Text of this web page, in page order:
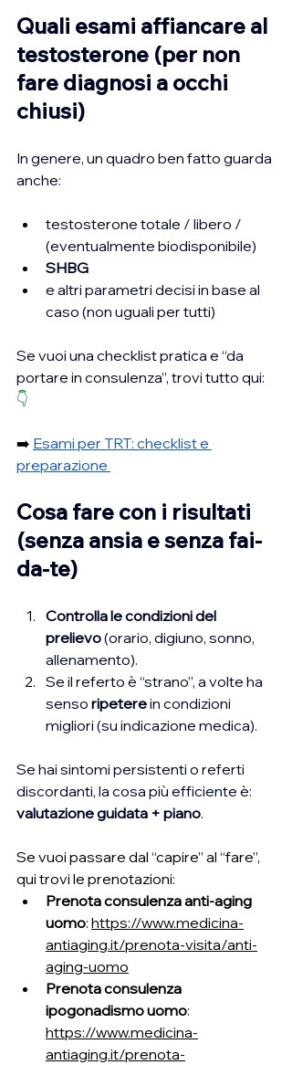
Quali esami affiancare al
testosterone (per non
fare diagnosi a occhi
chiusi)
In genere, un quadro ben fatto guarda
anche:
testosterone totale / libero /
(eventualmente biodisponibile)
SHBG
e altri parametri decisi in base al
caso (non uguali per tutti)
Se vuoi una checklist pratica e “da
portare in consulenza”, trovi tutto qui:
👇
➡️ Esami per TRT: checklist e
preparazione
Cosa fare con i risultati
(senza ansia e senza fai-
da-te)
Controlla le condizioni del
prelievo (orario, digiuno, sonno,
allenamento).
Se il referto è “strano”, a volte ha
senso ripetere in condizioni
migliori (su indicazione medica).
Se hai sintomi persistenti o referti
discordanti, la cosa più efficiente è:
valutazione guidata + piano.
Se vuoi passare dal “capire” al “fare”,
qui trovi le prenotazioni:
Prenota consulenza anti-aging
uomo: https://www.medicina-
antiaging.it/prenota-visita/anti-
aging-uomo
Prenota consulenza
ipogonadismo uomo:
https://www.medicina-
antiaging.it/prenota-